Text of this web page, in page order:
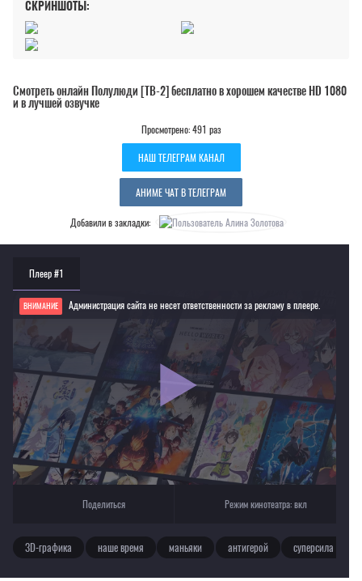
СКРИНШОТЫ:
Смотреть онлайн Полулюди [ТВ-2] бесплатно в хорошем качестве HD 1080
и в лучшей озвучке
Просмотрено: 491 раз
НАШ ТЕЛЕГРАМ КАНАЛ
АНИМЕ ЧАТ В ТЕЛЕГРАМ
Добавили в закладки:
Плеер #1
ВНИМАНИЕ Администрация сайта не несет ответственности за рекламу в плеере.
Если видео не работает, обновите страницу или выберите другой плеер!
Для просмотра некоторых аниме необходимо установить VPN
Текущее воспроизведение：Полулюди [ТВ-2]
Поделиться Режим кинотеатра:вкл
3D-графика наше время маньяки антигерой суперсила